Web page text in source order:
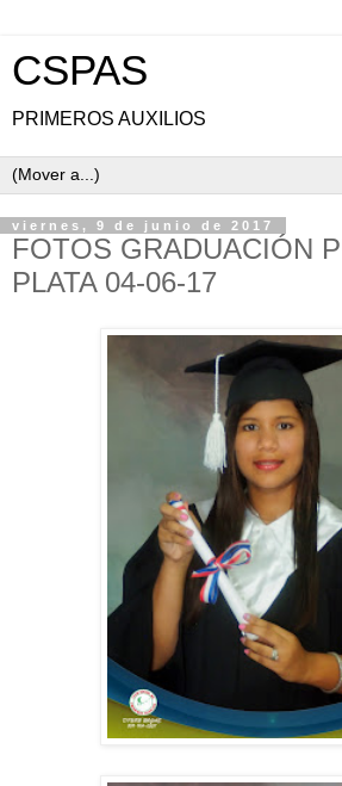
CSPAS
PRIMEROS AUXILIOS
viernes, 9 de junio de 2017
FOTOS GRADUACIÓN
PLATA 04-06-17